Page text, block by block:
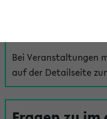
Bei Veranstaltungen
auf der Detailseite